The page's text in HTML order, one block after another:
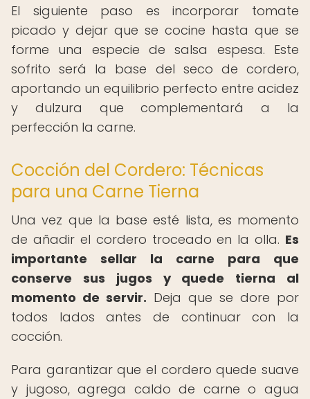
El siguiente paso es incorporar tomate
picado y dejar que se cocine hasta que se
forme una especie de salsa espesa. Este
sofrito será la base del seco de cordero,
aportando un equilibrio perfecto entre acidez
y dulzura que complementará a la
perfección la carne.
Cocción del Cordero: Técnicas
para una Carne Tierna
Una vez que la base esté lista, es momento
de añadir el cordero troceado en la olla. Es
importante sellar la carne para que
conserve sus jugos y quede tierna al
momento de servir. Deja que se dore por
todos lados antes de continuar con la
cocción.
Para garantizar que el cordero quede suave
y jugoso, agrega caldo de carne o agua